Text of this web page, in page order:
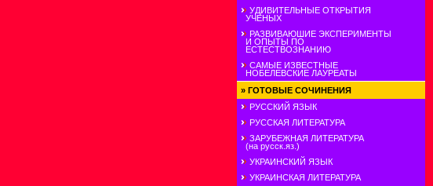
УДИВИТЕЛЬНЫЕ ОТКРЫТИЯ
УЧЕНЫХ
РАЗВИВАЮШИЕ ЭКСПЕРИМЕНТЫ
И ОПЫТЫ ПО
ЕСТЕСТВОЗНАНИЮ
САМЫЕ ИЗВЕСТНЫЕ
НОБЕЛЕВСКИЕ ЛАУРЕАТЫ
» ГОТОВЫЕ СОЧИНЕНИЯ
РУССКИЙ ЯЗЫК
РУССКАЯ ЛИТЕРАТУРА
ЗАРУБЕЖНАЯ ЛИТЕРАТУРА
(на русск.яз.)
УКРАИНСКИЙ ЯЗЫК
УКРАИНСКАЯ ЛИТЕРАТУРА